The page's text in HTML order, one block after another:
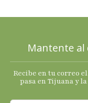
s
Mantente al
Recibe en tu correo
pasa en Tijuana y